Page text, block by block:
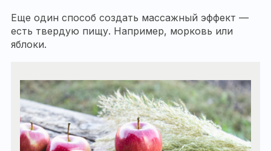
Еще один способ создать массажный эффект —
есть твердую пищу. Например, морковь или
яблоки.